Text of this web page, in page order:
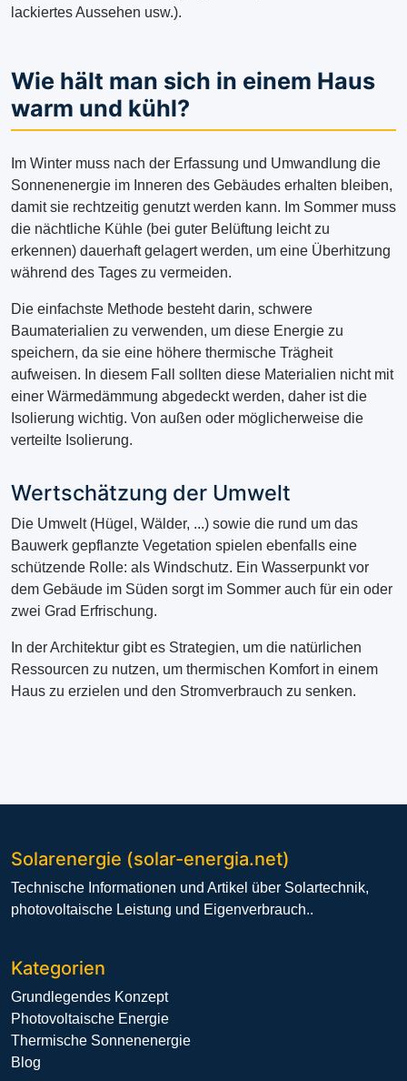
lackiertes Aussehen usw.).
Wie hält man sich in einem Haus
warm und kühl?
Im Winter muss nach der Erfassung und Umwandlung die
Sonnenenergie im Inneren des Gebäudes erhalten bleiben,
damit sie rechtzeitig genutzt werden kann. Im Sommer muss
die nächtliche Kühle (bei guter Belüftung leicht zu
erkennen) dauerhaft gelagert werden, um eine Überhitzung
während des Tages zu vermeiden.
Die einfachste Methode besteht darin, schwere
Baumaterialien zu verwenden, um diese Energie zu
speichern, da sie eine höhere thermische Trägheit
aufweisen. In diesem Fall sollten diese Materialien nicht mit
einer Wärmedämmung abgedeckt werden, daher ist die
Isolierung wichtig. Von außen oder möglicherweise die
verteilte Isolierung.
Wertschätzung der Umwelt
Die Umwelt (Hügel, Wälder, ...) sowie die rund um das
Bauwerk gepflanzte Vegetation spielen ebenfalls eine
schützende Rolle: als Windschutz. Ein Wasserpunkt vor
dem Gebäude im Süden sorgt im Sommer auch für ein oder
zwei Grad Erfrischung.
In der Architektur gibt es Strategien, um die natürlichen
Ressourcen zu nutzen, um thermischen Komfort in einem
Haus zu erzielen und den Stromverbrauch zu senken.
Solarenergie (solar-energia.net)
Technische Informationen und Artikel über Solartechnik,
photovoltaische Leistung und Eigenverbrauch..
Kategorien
Grundlegendes Konzept
Photovoltaische Energie
Thermische Sonnenenergie
Blog